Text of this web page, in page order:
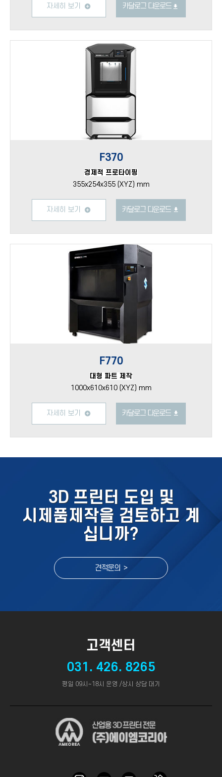
자세히 보기 카달로그 다운로드
F370
경제적 프로타이핑
355x254x355 (XYZ) mm
자세히 보기 카달로그 다운로드
F770
대형 파트 제작
1000x610x610 (XYZ) mm
자세히 보기 카달로그 다운로드
3D 프린터 도입 및
시제품제작을 검토하고 계
십니까?
견적문의 >
고객센터
031. 426. 8265
평일 09시~18시 운영 /상시 상담 대기